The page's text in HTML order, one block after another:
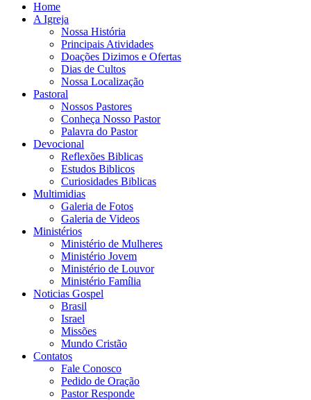
Home
A Igreja
Nossa História
Principais Atividades
Doações Dizimos e Ofertas
Dias de Cultos
Nossa Localização
Pastoral
Nossos Pastores
Conheça Nosso Pastor
Palavra do Pastor
Devocional
Reflexões Biblicas
Estudos Biblicos
Curiosidades Biblicas
Multimidias
Galeria de Fotos
Galeria de Videos
Ministérios
Ministério de Mulheres
Ministério Jovem
Ministério de Louvor
Ministério Família
Noticias Gospel
Brasil
Israel
Missões
Mundo Cristão
Contatos
Fale Conosco
Pedido de Oração
Pastor Responde